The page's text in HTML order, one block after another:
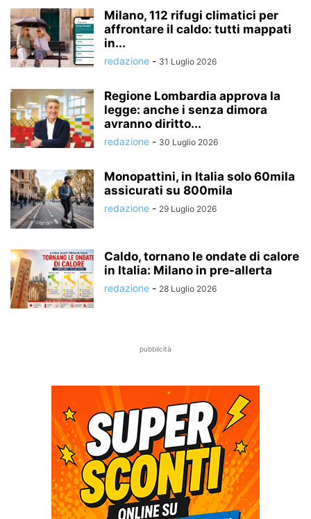
Milano, 112 rifugi climatici per
affrontare il caldo: tutti mappati
in...
redazione - 31 Luglio 2026
Regione Lombardia approva la
legge: anche i senza dimora
avranno diritto...
redazione - 30 Luglio 2026
Monopattini, in Italia solo 60mila
assicurati su 800mila
redazione - 29 Luglio 2026
Caldo, tornano le ondate di calore
in Italia: Milano in pre-allerta
redazione - 28 Luglio 2026
pubblicità